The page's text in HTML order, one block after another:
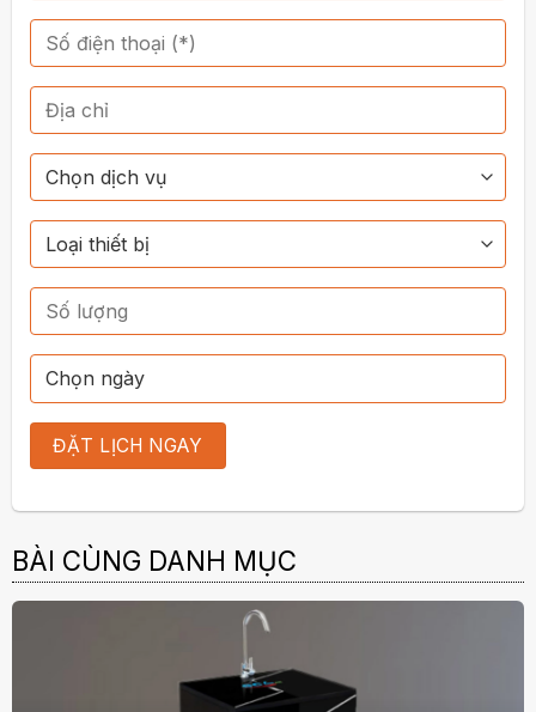
BÀI CÙNG DANH MỤC